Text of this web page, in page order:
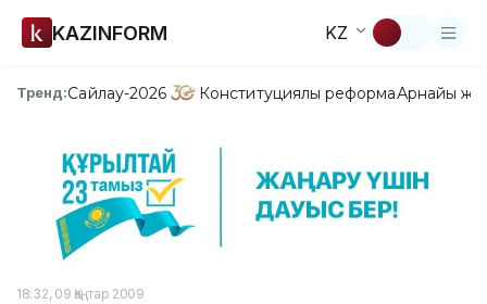
KAZINFORM KZ
Тренд:Сайлау-2026 Конституциялық реформаАрнайы
18:32, 09 Қаңтар 2009